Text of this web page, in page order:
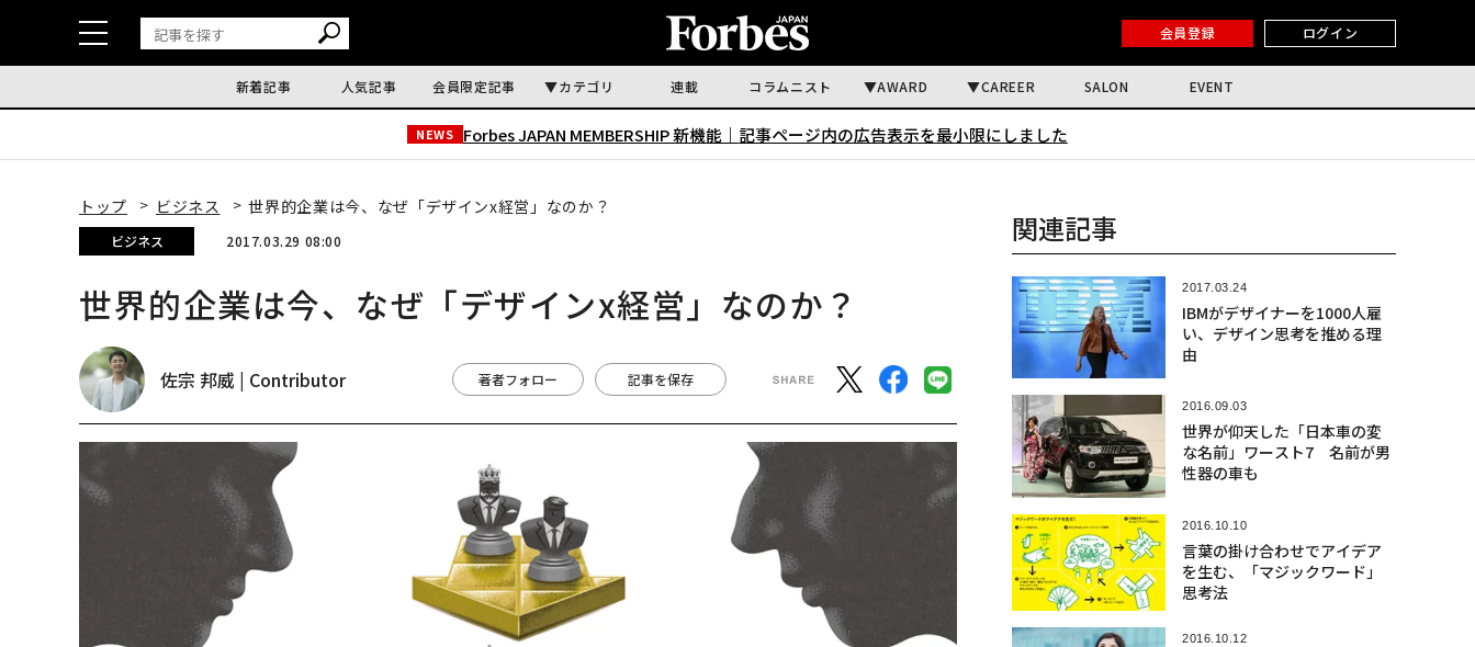
会員登録 ログイン
新着記事 人気記事 会員限定記事 カテゴリ 連載 コラムニスト AWARD CAREER SALON EVENT
NEWS Forbes JAPAN MEMBERSHIP 新機能｜ 記事ページ内の広告表示を最小限にしました
トップ ビジネス 世界的企業は今、なぜ「デザインx経営」なのか？
ビジネス 2017.03.29 08:00
世界的企業は今、なぜ「デザインx経営」なのか？
佐宗 邦威 | Contributor 著者フォロー 記事を保存
関連記事
2017.03.24
IBMがデザイナーを1000人雇
い、デザイン思考を推める理
由
2016.09.03
世界が仰天した「日本車の変
な名前」ワースト7 名前が男
性器の車も
2016.10.10
言葉の掛け合わせでアイデア
を生む、「マジックワード」
思考法
2016.10.12